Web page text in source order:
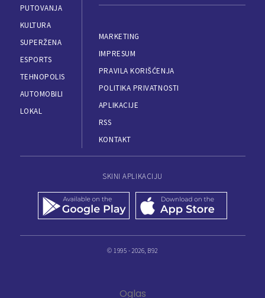
PUTOVANJA
KULTURA
SUPERŽENA
ESPORTS
TEHNOPOLIS
AUTOMOBILI
LOKAL
MARKETING
IMPRESUM
PRAVILA KORIŠĆENJA
POLITIKA PRIVATNOSTI
APLIKACIJE
RSS
KONTAKT
SKINI APLIKACIJU
© 1995 - 2026, B92